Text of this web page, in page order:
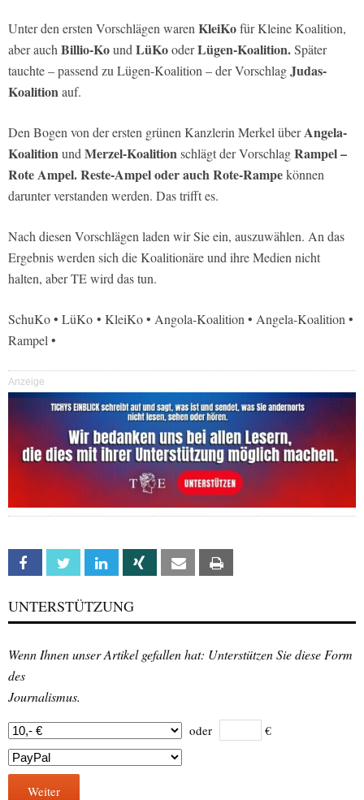
Unter den ersten Vorschlägen waren KleiKofür Kleine Koalition,
aber auch Billio-Kound LüKooderLügen-Koalition.Später
tauchte – passend zu Lügen-Koalition – der VorschlagJudas-
Koalition auf.
Den Bogen von der ersten grünen Kanzlerin Merkel überAngela-
Koalition und Merzel-Koalition schlägt der VorschlagRampel –
Rote Ampel. Reste-Ampel oder auch Rote-Rampekönnen
darunter verstanden werden. Das trifft es.
Nach diesen Vorschlägen laden wir Sie ein, auszuwählen. An das
Ergebnis werden sich die Koalitionäre und ihre Medien nicht
halten, aber TE wird das tun.
SchuKo • LüKo • KleiKo • Angola-Koalition • Angela-Koalition •
Rampel •
Anzeige
Facebook Twitter Linkedin Xing Email
UNTERSTÜTZUNG
Wenn Ihnen unser Artikel gefallen hat: Unterstützen Sie diese Form
des
Journalismus.
oder €
Weiter